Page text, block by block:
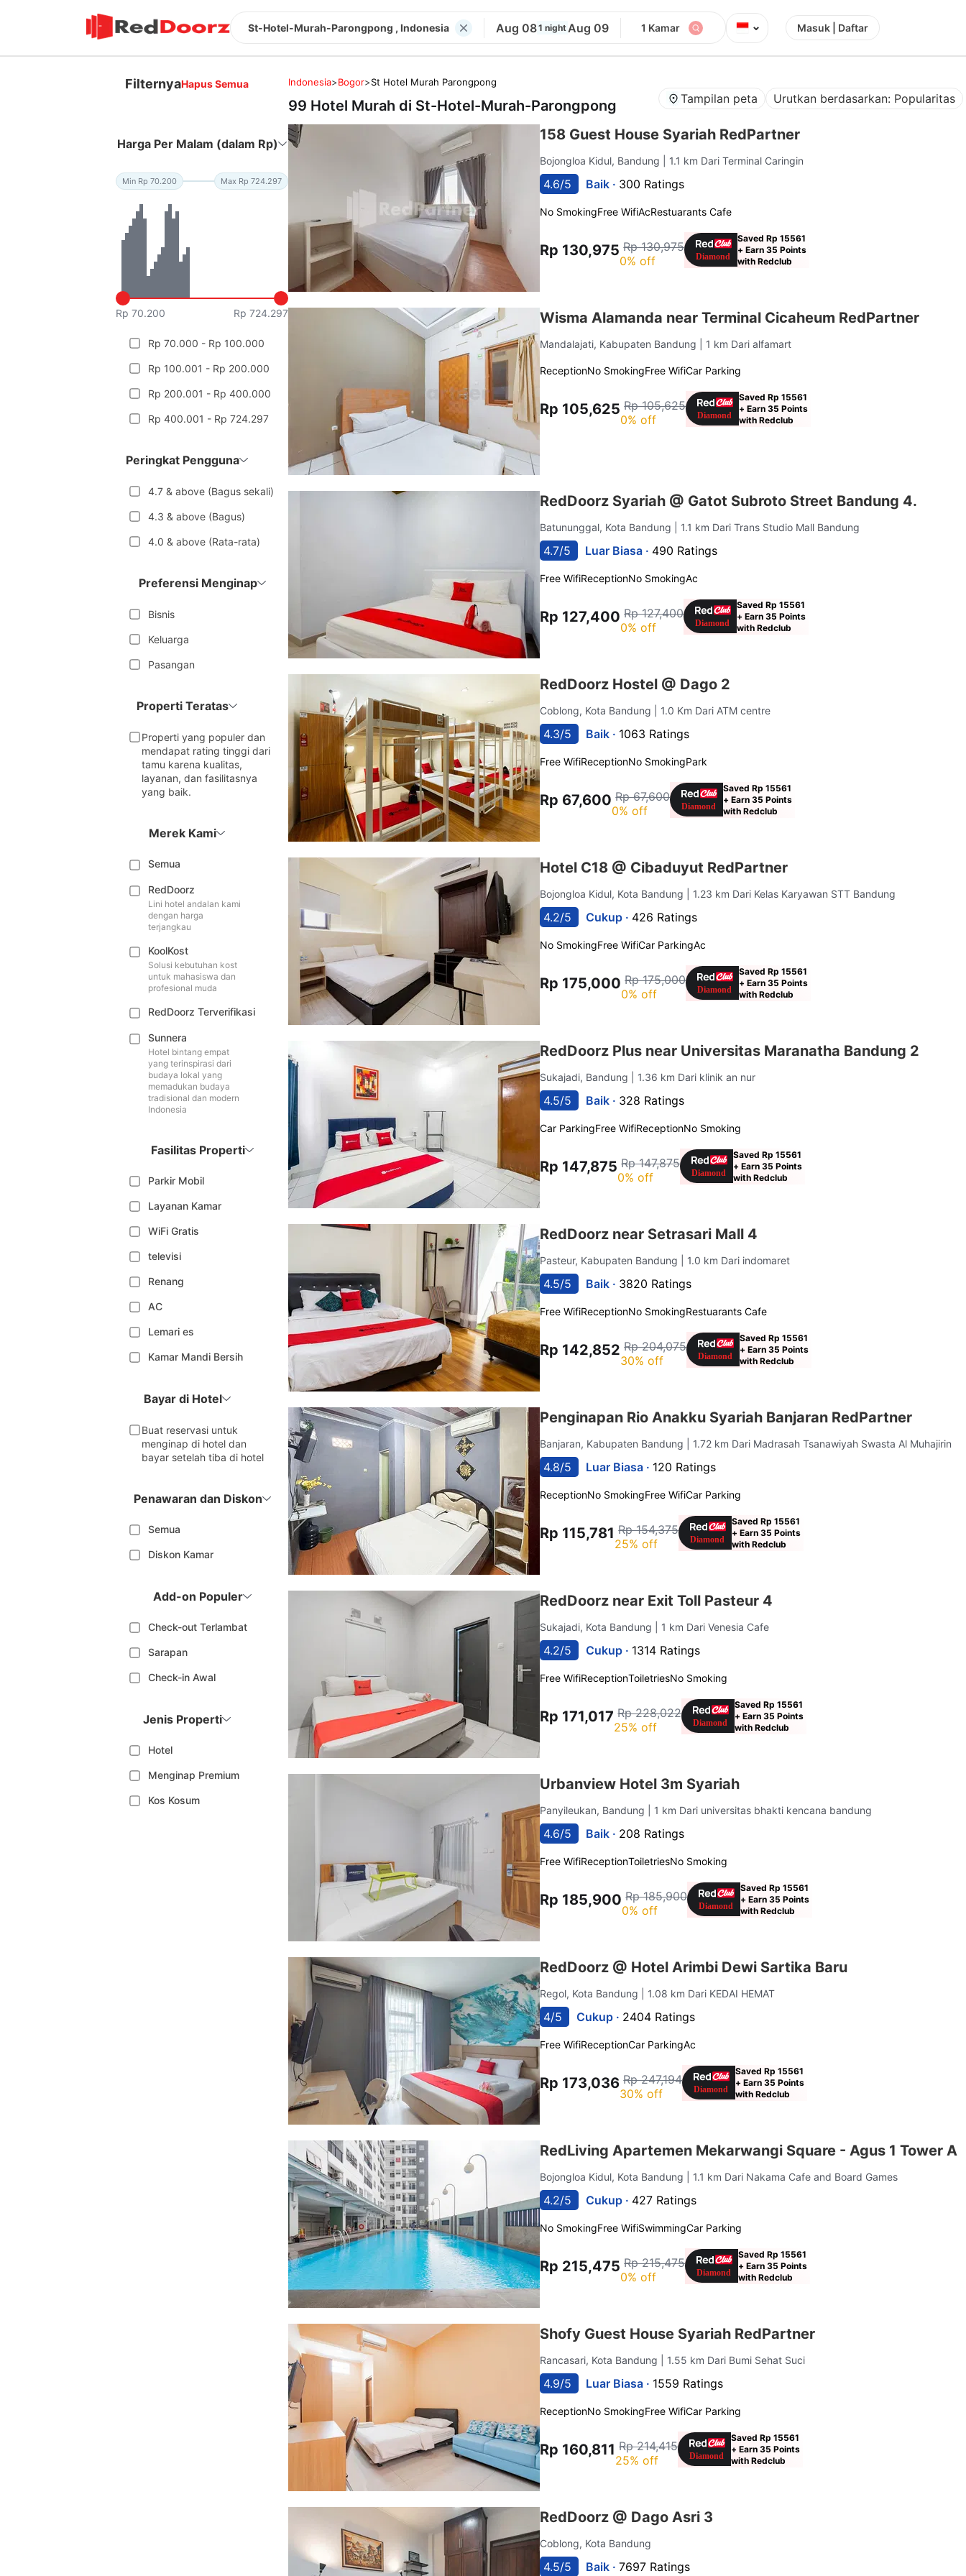
St-Hotel-Murah-Parongpong , Indonesia Aug 081 night Aug 09 1 Kamar ⌄ Masuk | Daftar
FilternyaHapus Semua
Harga Per Malam (dalam Rp)
Min Rp 70.200 Max Rp 724.297
Rp 70.200 Rp 724.297
Rp 70.000 - Rp 100.000
Rp 100.001 - Rp 200.000
Rp 200.001 - Rp 400.000
Rp 400.001 - Rp 724.297
Peringkat Pengguna
4.7 & above (Bagus sekali)
4.3 & above (Bagus)
4.0 & above (Rata-rata)
Preferensi Menginap
Bisnis
Keluarga
Pasangan
Properti Teratas
Properti yang populer dan
mendapat rating tinggi dari
tamu karena kualitas,
layanan, dan fasilitasnya
yang baik.
Merek Kami
Semua
RedDoorz
Lini hotel andalan kami
dengan harga
terjangkau
KoolKost
Solusi kebutuhan kost
untuk mahasiswa dan
profesional muda
RedDoorz Terverifikasi
Sunnera
Hotel bintang empat
yang terinspirasi dari
budaya lokal yang
memadukan budaya
tradisional dan modern
Indonesia
Fasilitas Properti
Parkir Mobil
Layanan Kamar
WiFi Gratis
televisi
Renang
AC
Lemari es
Kamar Mandi Bersih
Bayar di Hotel
Buat reservasi untuk
menginap di hotel dan
bayar setelah tiba di hotel
Penawaran dan Diskon
Semua
Diskon Kamar
Add-on Populer
Check-out Terlambat
Sarapan
Check-in Awal
Jenis Properti
Hotel
Menginap Premium
Kos Kosum
Indonesia>Bogor>St Hotel Murah Parongpong
99 Hotel Murah di St-Hotel-Murah-Parongpong Tampilan peta Urutkan berdasarkan: Popularitas
158 Guest House Syariah RedPartner
Bojongloa Kidul, Bandung | 1.1 km Dari Terminal Caringin
4.6/5 Baik · 300 Ratings
No SmokingFree WifiAcRestuarants Cafe
Rp 130,975 Rp 130,975
0% off
Saved Rp 15561
+ Earn 35 Points
with Redclub
Wisma Alamanda near Terminal Cicaheum RedPartner
Mandalajati, Kabupaten Bandung | 1 km Dari alfamart
ReceptionNo SmokingFree WifiCar Parking
Rp 105,625 Rp 105,625
0% off
Saved Rp 15561
+ Earn 35 Points
with Redclub
RedDoorz Syariah @ Gatot Subroto Street Bandung 4.
Batununggal, Kota Bandung | 1.1 km Dari Trans Studio Mall Bandung
4.7/5 Luar Biasa · 490 Ratings
Free WifiReceptionNo SmokingAc
Rp 127,400 Rp 127,400
0% off
Saved Rp 15561
+ Earn 35 Points
with Redclub
RedDoorz Hostel @ Dago 2
Coblong, Kota Bandung | 1.0 Km Dari ATM centre
4.3/5 Baik · 1063 Ratings
Free WifiReceptionNo SmokingPark
Rp 67,600 Rp 67,600
0% off
Saved Rp 15561
+ Earn 35 Points
with Redclub
Hotel C18 @ Cibaduyut RedPartner
Bojongloa Kidul, Kota Bandung | 1.23 km Dari Kelas Karyawan STT Bandung
4.2/5 Cukup · 426 Ratings
No SmokingFree WifiCar ParkingAc
Rp 175,000 Rp 175,000
0% off
Saved Rp 15561
+ Earn 35 Points
with Redclub
RedDoorz Plus near Universitas Maranatha Bandung 2
Sukajadi, Bandung | 1.36 km Dari klinik an nur
4.5/5 Baik · 328 Ratings
Car ParkingFree WifiReceptionNo Smoking
Rp 147,875 Rp 147,875
0% off
Saved Rp 15561
+ Earn 35 Points
with Redclub
RedDoorz near Setrasari Mall 4
Pasteur, Kabupaten Bandung | 1.0 km Dari indomaret
4.5/5 Baik · 3820 Ratings
Free WifiReceptionNo SmokingRestuarants Cafe
Rp 142,852 Rp 204,075
30% off
Saved Rp 15561
+ Earn 35 Points
with Redclub
Penginapan Rio Anakku Syariah Banjaran RedPartner
Banjaran, Kabupaten Bandung | 1.72 km Dari Madrasah Tsanawiyah Swasta Al Muhajirin
4.8/5 Luar Biasa · 120 Ratings
ReceptionNo SmokingFree WifiCar Parking
Rp 115,781 Rp 154,375
25% off
Saved Rp 15561
+ Earn 35 Points
with Redclub
RedDoorz near Exit Toll Pasteur 4
Sukajadi, Kota Bandung | 1 km Dari Venesia Cafe
4.2/5 Cukup · 1314 Ratings
Free WifiReceptionToiletriesNo Smoking
Rp 171,017 Rp 228,022
25% off
Saved Rp 15561
+ Earn 35 Points
with Redclub
Urbanview Hotel 3m Syariah
Panyileukan, Bandung | 1 km Dari universitas bhakti kencana bandung
4.6/5 Baik · 208 Ratings
Free WifiReceptionToiletriesNo Smoking
Rp 185,900 Rp 185,900
0% off
Saved Rp 15561
+ Earn 35 Points
with Redclub
RedDoorz @ Hotel Arimbi Dewi Sartika Baru
Regol, Kota Bandung | 1.08 km Dari KEDAI HEMAT
4/5 Cukup · 2404 Ratings
Free WifiReceptionCar ParkingAc
Rp 173,036 Rp 247,194
30% off
Saved Rp 15561
+ Earn 35 Points
with Redclub
RedLiving Apartemen Mekarwangi Square - Agus 1 Tower A
Bojongloa Kidul, Kota Bandung | 1.1 km Dari Nakama Cafe and Board Games
4.2/5 Cukup · 427 Ratings
No SmokingFree WifiSwimmingCar Parking
Rp 215,475 Rp 215,475
0% off
Saved Rp 15561
+ Earn 35 Points
with Redclub
Shofy Guest House Syariah RedPartner
Rancasari, Kota Bandung | 1.55 km Dari Bumi Sehat Suci
4.9/5 Luar Biasa · 1559 Ratings
ReceptionNo SmokingFree WifiCar Parking
Rp 160,811 Rp 214,415
25% off
Saved Rp 15561
+ Earn 35 Points
with Redclub
RedDoorz @ Dago Asri 3
Coblong, Kota Bandung
4.5/5 Baik ·7697 Ratings